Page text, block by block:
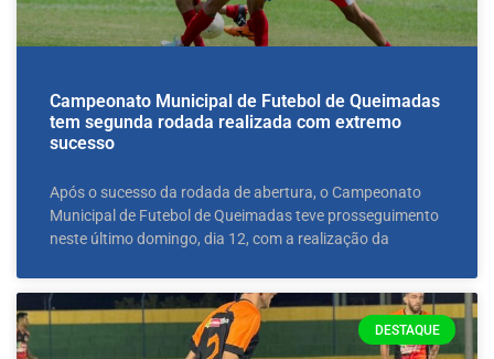
Campeonato Municipal de Futebol de Queimadas
tem segunda rodada realizada com extremo
sucesso
Após o sucesso da rodada de abertura, o Campeonato
Municipal de Futebol de Queimadas teve prosseguimento
neste último domingo, dia 12, com a realização da
DESTAQUE